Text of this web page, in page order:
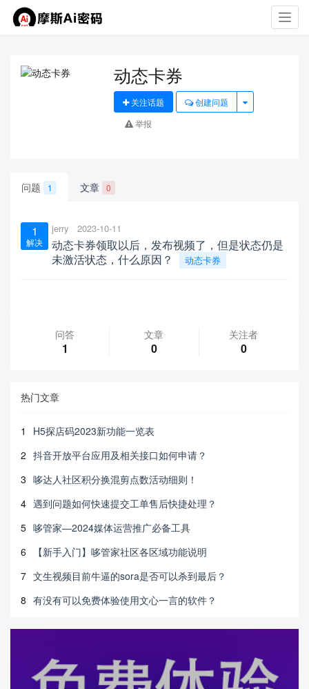
动态卡券
关注话题
创建问题
举报
问题 1 文章 0
1
解决
jerry 2023-10-11
动态卡券领取以后，发布视频了，但是状态仍是
未激活状态，什么原因？
动态卡券
问答
1
文章
0
关注者
0
热门文章
1
H5探店码2023新功能一览表
2 抖音开放平台应用及相关接口如何申请？
3 哆达人社区积分换混剪点数活动细则！
4 遇到问题如何快速提交工单售后快捷处理？
5 哆管家—2024媒体运营推广必备工具
6
【新手入门】哆管家社区各区域功能说明
7 文生视频目前牛逼的sora是否可以杀到最后？
8 有没有可以免费体验使用文心一言的软件？